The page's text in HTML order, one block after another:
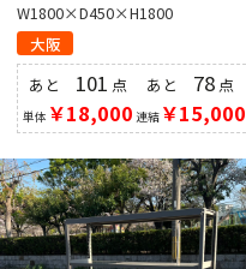
W1800×D450×H1800
大阪
あと 101 点
単体 ￥18,000
あと 78 点
連結￥15,000